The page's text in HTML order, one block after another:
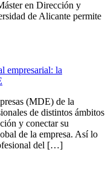
en Dirección y
de Alicante permite
empresarial: la
(MDE) de la
de distintos ámbitos
y conectar su
de la empresa. Así lo
del […]